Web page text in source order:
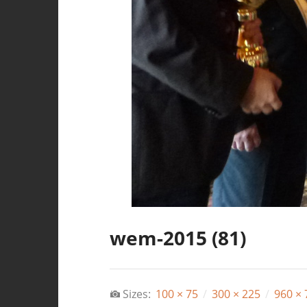
wem-2015 (81)
Sizes: 100 × 75 / 300 × 225 / 960 ×